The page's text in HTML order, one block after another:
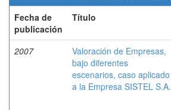
Fecha de
publicación
Título
2007
Valoración de Empresas,
bajo diferentes
escenarios, caso aplicado
a la Empresa SISTEL S.A.